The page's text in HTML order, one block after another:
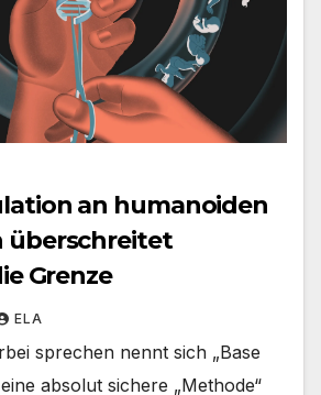
an humanoiden
überschreitet
Grenze
ELA
sprechen nennt sich „Base
absolut sichere „Methode“